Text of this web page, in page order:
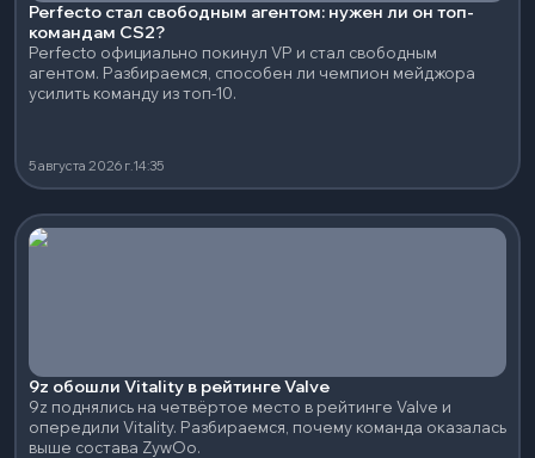
Perfecto стал свободным агентом: нужен ли он топ-
командам CS2?
Perfecto официально покинул VP и стал свободным
агентом. Разбираемся, способен ли чемпион мейджора
усилить команду из топ-10.
5 августа 2026 г.14:35
9z обошли Vitality в рейтинге Valve
9z поднялись на четвёртое место в рейтинге Valve и
опередили Vitality. Разбираемся, почему команда оказалась
выше состава ZywOo.